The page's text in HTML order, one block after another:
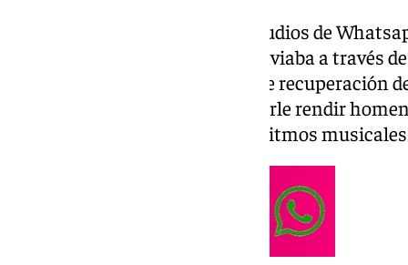
De esta forma, gracias a unos audios de
las poesías que su familiar le enviaba a través
poder desarrollar un proyecto de recuperación
previsto y, de esta manera, poderle rendir
pero conjugado con diferentes ritmos